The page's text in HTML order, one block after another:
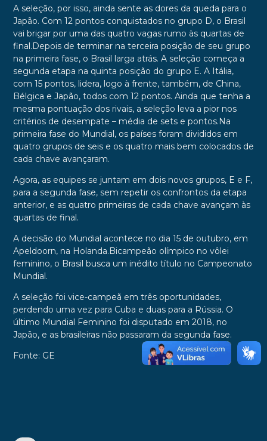
A seleção, por isso, ainda sente as dores da queda para o
Japão. Com 12 pontos conquistados no grupo D, o Brasil
vai brigar por uma das quatro vagas rumo às quartas de
final.Depois de terminar na terceira posição de seu grupo
na primeira fase, o Brasil larga atrás. A seleção começa a
segunda etapa na quinta posição do grupo E. A Itália,
com 15 pontos, lidera, logo à frente, também, de China,
Bélgica e Japão, todos com 12 pontos. Ainda que tenha a
mesma pontuação dos rivais, a seleção leva a pior nos
critérios de desempate – média de sets e pontos.Na
primeira fase do Mundial, os países foram divididos em
quatro grupos de seis e os quatro mais bem colocados de
cada chave avançaram.
Agora, as equipes se juntam em dois novos grupos, E e F,
para a segunda fase, sem repetir os confrontos da etapa
anterior, e as quatro primeiras de cada chave avançam às
quartas de final.
A decisão do Mundial acontece no dia 15 de outubro, em
Apeldoorn, na Holanda.Bicampeão olímpico no vôlei
feminino, o Brasil busca um inédito título no Campeonato
Mundial.
A seleção foi vice-campeã em três oportunidades,
perdendo uma vez para Cuba e duas para a Rússia. O
último Mundial Feminino foi disputado em 2018, no
Japão, e as brasileiras não passaram da segunda fase.
Fonte: GE